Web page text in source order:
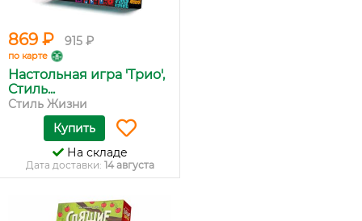
869 ₽ 915 ₽
по карте
Настольная игра 'Трио',
Стиль...
Стиль Жизни
Купить
На складе
Дата доставки: 14 августа